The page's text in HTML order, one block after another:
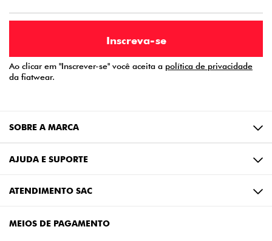
Ao clicar em "Inscrever-se" você aceita a política de privacidade
da fiatwear.
SOBRE A MARCA
AJUDA E SUPORTE
ATENDIMENTO SAC
MEIOS DE PAGAMENTO